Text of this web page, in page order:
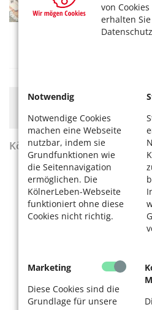
von
erhalten
Notwendig
Notwendige Cookies
machen eine Webseite
nutzbar, indem sie
Grundfunktionen wie
die Seitennavigation
ermöglichen. Die
KölnerLeben-Webseite
funktioniert ohne diese
Cookies nicht richtig.
Marketing
Diese Cookies sind die
Grundlage für unsere
Wohnzimmer"
07.08.2026, 14
Hier könnte Werbung stehen,
finanzieren. Bitte akzeptieren
KölnerLeben Sommer 2026